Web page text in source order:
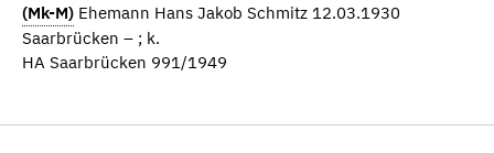
(Mk-M) Ehemann Hans Jakob Schmitz 12.03.1930
Saarbrücken – ; k.
HA Saarbrücken 991/1949